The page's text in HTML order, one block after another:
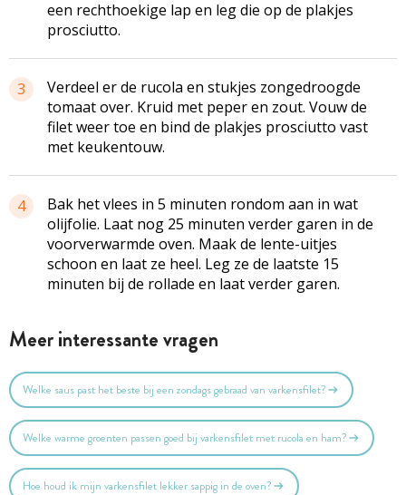
een rechthoekige lap en leg die op de plakjes
prosciutto.
3 Verdeel er de rucola en stukjes zongedroogde
tomaat over. Kruid met peper en zout. Vouw de
filet weer toe en bind de plakjes prosciutto vast
met keukentouw.
4
Bak het vlees in 5 minuten rondom aan in wat
olijfolie. Laat nog 25 minuten verder garen in de
voorverwarmde oven. Maak de lente-uitjes
schoon en laat ze heel. Leg ze de laatste 15
minuten bij de rollade en laat verder garen.
Meer interessante vragen
Welke saus past het beste bij een zondags gebraad van varkensfilet?
Welke warme groenten passen goed bij varkensfilet met rucola en ham?
Hoe houd ik mijn varkensfilet lekker sappig in de oven?